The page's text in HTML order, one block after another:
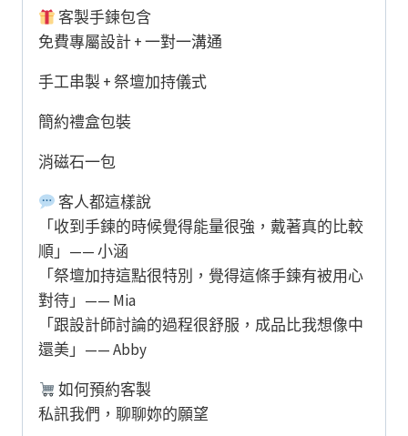
客製手鍊包含
免費專屬設計 + 一對一溝通
手工串製 + 祭壇加持儀式
簡約禮盒包裝
消磁石一包
客人都這樣說
「收到手鍊的時候覺得能量很強，戴著真的比較
順」—— 小涵
「祭壇加持這點很特別，覺得這條手鍊有被用心
對待」—— Mia
「跟設計師討論的過程很舒服，成品比我想像中
還美」—— Abby
如何預約客製
私訊我們，聊聊妳的願望